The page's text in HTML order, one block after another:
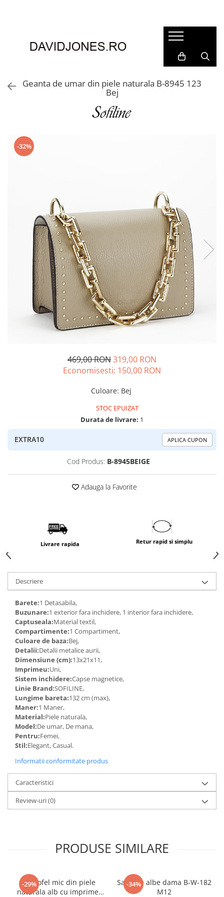
Accesorii
Genti din piele
Incaltaminte
Cizme si botine
Geanta de umar din piele naturala B-8945 123
Bej
-32%
469,00 RON319,00 RON
Economisesti: 150,00 RON
Culoare: Bej
STOC EPUIZAT
Durata de livrare: 1
EXTRA10 APLICA CUPON
Cod Produs: B-8945BEIGE
Adauga la Favorite
Livrare rapida Retur rapid si simplu
Descriere
Barete:1 Detasabila,
Buzunare:1 exterior fara inchidere, 1 interior fara inchidere,
Captuseala:Material textil,
Compartimente:1 Compartiment,
Culoare de baza:Bej,
Detalii:Detalii metalice aurii,
Dimensiune (cm):13x21x11,
Imprimeu:Uni,
Sistem inchidere:Capse magnetice,
Linie Brand:SOFILINE,
Lungime bareta:132 cm (max),
Maner:1 Maner,
Material:Piele naturala,
Model:De umar, De mana,
Pentru:Femei,
Stil:Elegant, Casual.
Informatii conformitate produs
Caracteristici
Review-uri(0)
PRODUSE SIMILARE
-29%
Portofel mic din piele
naturala alb cu imprimeu
-34%
Sandale albe dama B-W-182
M12